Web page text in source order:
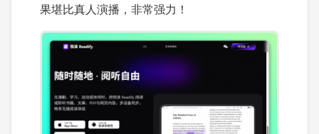
果堪比真人演播，非常强力！